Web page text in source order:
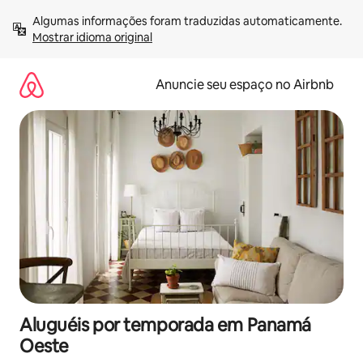
para
Mostrar idioma original
Anuncie seu espaço no Airbnb
Aluguéis por temporada em Panamá
Oeste